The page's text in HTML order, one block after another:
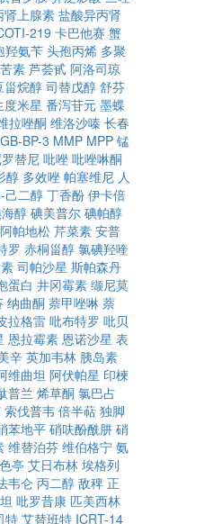
肾上腺素 盐酸异丙肾
219 卡巴他赛 蟹
羟氨苄 头孢丙烯 多聚
素 芦荟甙 阿洛司琼
甾烷醇 司替戊醇 舒芬
度米星 番泻苷元 墨蝶
拉唑酮 维洛沙嗪 长春
BP-3 MMP MPP 锰
替尼 吡唑 吡唑啉酮
醇 多效唑 帕塞维尼 人
己二醇丁香酚 伊卡倍
醇 碘美普尔 碘帕醇
阿帕地松 芹菜素 安普
罗 赤桐甾醇 氯碘羟喹
司帕沙星 斯帕森丹
蛋白 井冈霉素 缬尼莫
纳曲酮 萘甲唑啉 萘
拉格雷 吡布特罗 吡贝
恩拉霉素 恩诺沙星 表
辛 英加韦林 胰岛素
维曲坦 阿伏帕星 印楝
普兰 烯草酮 氯巴占
索伐普韦 倍半萜 独脚
苯地平 硝呋酚酰肼 硝
维替泊芬 维伯格宁 氨
亭 艾日布林 埃格列
韦仑 丙二醇 敌稗 正
吡罗昔康 匹美西林
特 艾替班特 ICRT-14